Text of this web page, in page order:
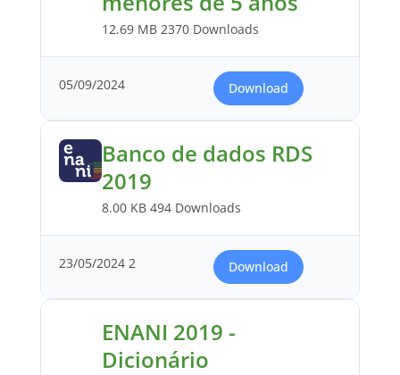
12.69 MB 2370 Downloads
05/09/2024 Download
Banco de dados RDS
2019
8.00 KB 494 Downloads
23/05/2024 2 Download
ENANI 2019 -
Dicionário